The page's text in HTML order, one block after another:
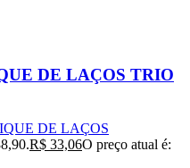
DE LAÇOS TRIO
DE LAÇOS
R$ 33,06O preço atual é: